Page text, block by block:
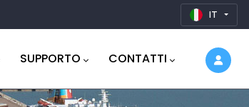
IT
SUPPORTO CONTATTI